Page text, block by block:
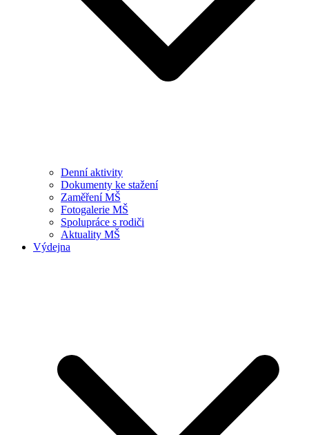
Denní aktivity
Dokumenty ke stažení
Zaměření MŠ
Fotogalerie MŠ
Spolupráce s rodiči
Aktuality MŠ
Výdejna